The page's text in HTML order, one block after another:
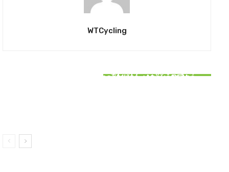
WTCycling
Roglič ovládl Vueltu počtvrté, v závěrečné
PRIMOŽ ROGLIČ se přibližuje. Může BEN